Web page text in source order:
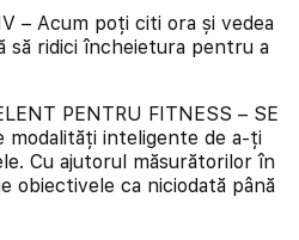
– Acum poți citi ora și vedea
să ridici încheietura pentru a
PENTRU FITNESS – SE
modalități inteligente de a-ți
Cu ajutorul măsurătorilor în
obiectivele ca niciodată până